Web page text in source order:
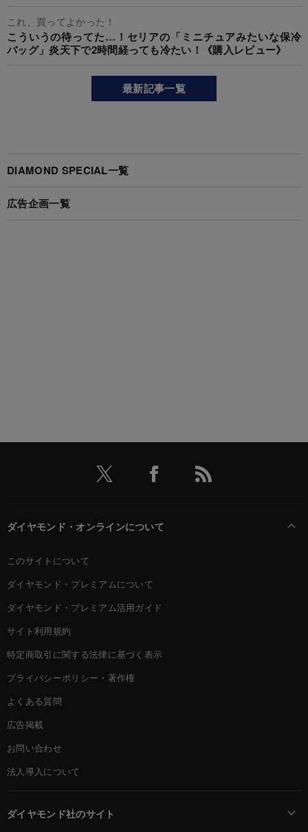
これ、買ってよかった！
こういうの待ってた…！セリアの「ミニチュアみたいな保冷
バッグ」炎天下で2時間経っても冷たい！《購入レビュー》
最新記事一覧
DIAMOND SPECIAL一覧
広告企画一覧
ダイヤモンド・オンラインについて
このサイトについて
ダイヤモンド・プレミアムについて
ダイヤモンド・プレミアム活用ガイド
サイト利用規約
特定商取引に関する法律に基づく表示
プライバシーポリシー・著作権
よくある質問
広告掲載
お問い合わせ
法人導入について
ダイヤモンド社のサイト